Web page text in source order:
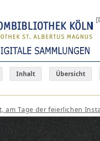
Inhalt Übersicht
am Tage der feierlichen